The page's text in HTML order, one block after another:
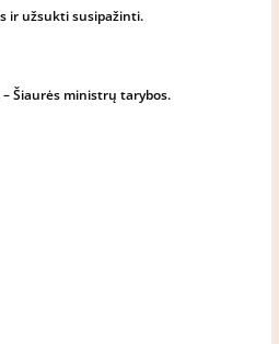
ir užsukti susipažinti.
Šiaurės ministrų tarybos.